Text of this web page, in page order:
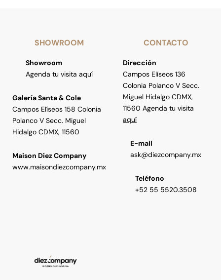
SHOWROOM
Showroom
Agenda tu visita aquí
Galería Santa & Cole
Campos Elíseos 158 Colonia
Polanco V Secc. Miguel
Hidalgo CDMX, 11560
Maison Diez Company
www.maisondiezcompany.mx
CONTACTO
Dirección
Campos Elíseos 136
Colonia Polanco V Secc.
Miguel Hidalgo CDMX,
11560 Agenda tu visita
aquí
E-mail
ask@diezcompany.mx
Teléfono
+52 55 5520.3508